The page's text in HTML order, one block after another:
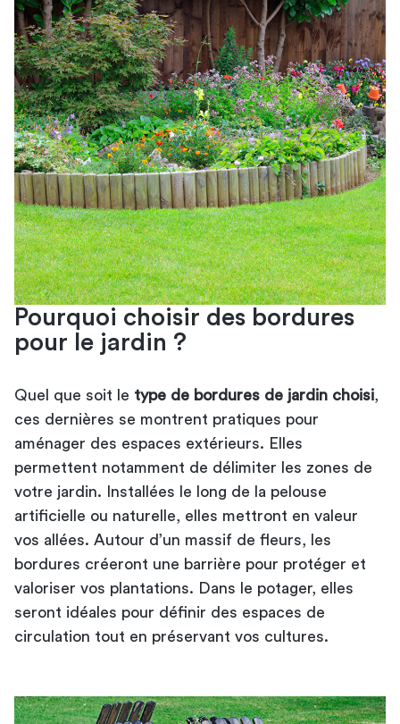
Pourquoi choisir des bordures
pour le jardin ?
Quel que soit le type de bordures de jardin choisi
ces dernières se montrent pratiques pour
aménager des espaces extérieurs. Elles
permettent notamment de délimiter les zones de
votre jardin. Installées le long de la pelouse
artificielle ou naturelle, elles mettront en valeur
vos allées. Autour d’un massif de fleurs, les
bordures créeront une barrière pour protéger et
valoriser vos plantations. Dans le potager, elles
seront idéales pour définir des espaces de
circulation tout en préservant vos cultures.